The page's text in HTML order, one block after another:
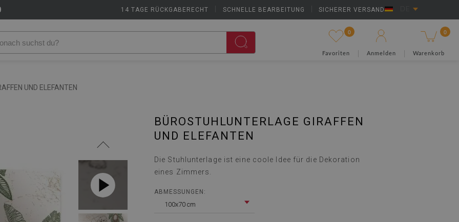
14 TAGE RÜCKGABERECHT SCHNELLE BEARBEITUNG SICHERER VERSAND
0
Favoriten Anmelden
0
Warenkorb
UND ELEFANTEN
BÜROSTUHLUNTERLAGE GIRAFFEN
UND ELEFANTEN
Die Stuhlunterlage ist eine coole Idee für die Dekoration
eines Zimmers.
ABMESSUNGEN:
100x70 cm